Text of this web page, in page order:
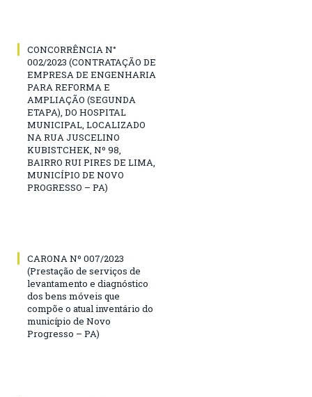
CONCORRÊNCIA N°
002/2023 (CONTRATAÇÃO DE
EMPRESA DE ENGENHARIA
PARA REFORMA E
AMPLIAÇÃO (SEGUNDA
ETAPA), DO HOSPITAL
MUNICIPAL, LOCALIZADO
NA RUA JUSCELINO
KUBISTCHEK, Nº 98,
BAIRRO RUI PIRES DE LIMA,
MUNICÍPIO DE NOVO
PROGRESSO – PA)
CARONA Nº 007/2023
(Prestação de serviços de
levantamento e diagnóstico
dos bens móveis que
compõe o atual inventário do
município de Novo
Progresso – PA)